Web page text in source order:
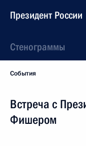
Президент России
Стенограммы
События
Встреча с
Фишером